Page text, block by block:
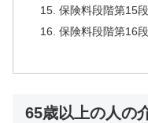
保険料段階第15
保険料段階第16
65歳以上の人の